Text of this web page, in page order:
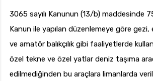
3065 sayılı Kanunun (13/b) maddesinde
Kanun ile yapılan düzenlemeye göre
ve amatör balıkçılık gibi faaliyetlerde
özel tekne ve özel yatlar deniz taşıma
edilmediğinden bu araçlara limanlarda